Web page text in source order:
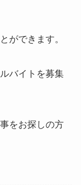
ができます。
バイトを募集
をお探しの方